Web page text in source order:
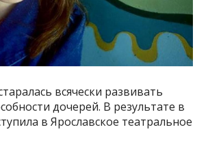
всячески развивать
дочерей. В результате в
в Ярославское театральное